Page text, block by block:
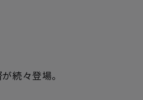
が続々登場。